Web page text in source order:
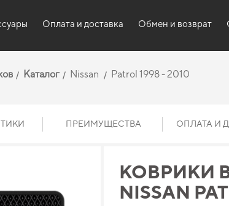
Оплата и доставка Обмен и возврат
Каталог Nissan Patrol 1998 - 2010
ПРЕИМУЩЕСТВА ОПЛАТА И
КОВРИКИ
NISSAN